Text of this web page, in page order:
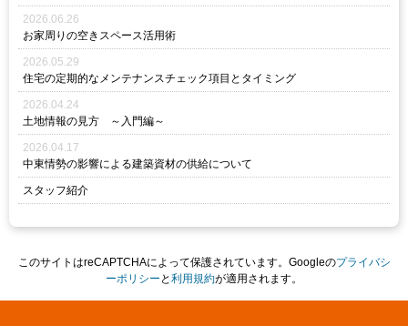
2026.06.26
お家周りの空きスペース活用術
2026.05.29
住宅の定期的なメンテナンスチェック項目とタイミング
2026.04.24
土地情報の見方 ～入門編～
2026.04.17
中東情勢の影響による建築資材の供給について
スタッフ紹介
このサイトはreCAPTCHAによって保護されています。Googleのプライバシ
ーポリシー と利用規約が適用されます。